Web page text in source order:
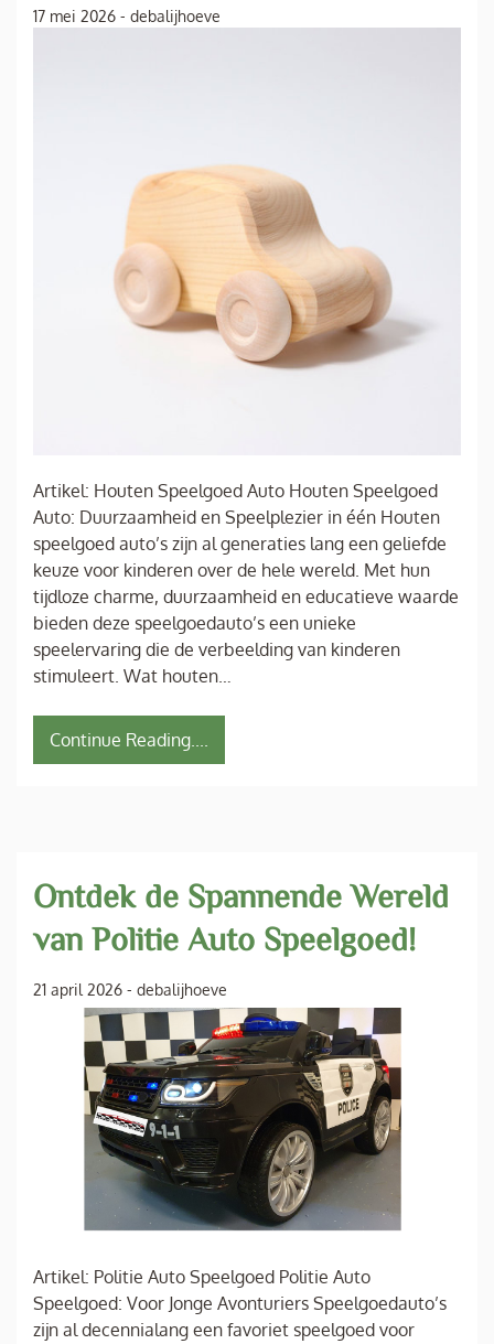
17 mei 2026 - debalijhoeve
Artikel: Houten Speelgoed Auto Houten Speelgoed
Auto: Duurzaamheid en Speelplezier in één Houten
speelgoed auto’s zijn al generaties lang een geliefde
keuze voor kinderen over de hele wereld. Met hun
tijdloze charme, duurzaamheid en educatieve waarde
bieden deze speelgoedauto’s een unieke
speelervaring die de verbeelding van kinderen
stimuleert. Wat houten…
Continue Reading....
Ontdek de Spannende Wereld
van Politie Auto Speelgoed!
21 april 2026 - debalijhoeve
Artikel: Politie Auto Speelgoed Politie Auto
Speelgoed: Voor Jonge Avonturiers Speelgoedauto’s
zijn al decennialang een favoriet speelgoed voor